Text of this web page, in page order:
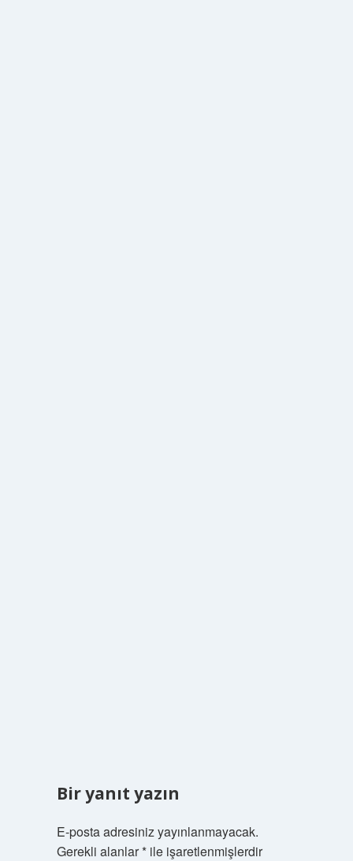
Bir yanıt yazın
E-posta adresiniz yayınlanmayacak.
Gerekli alanlar*ile işaretlenmişlerdir